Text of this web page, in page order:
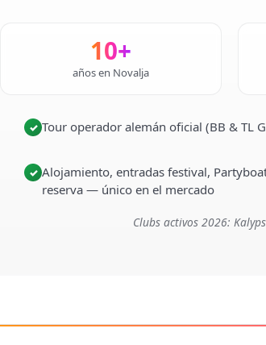
10+
años en Novalja
✓ Tour operador alemán oficial (BB & TL
✓ Alojamiento, entradas festival,
reserva — único en el mercado
Clubs activos 2026: